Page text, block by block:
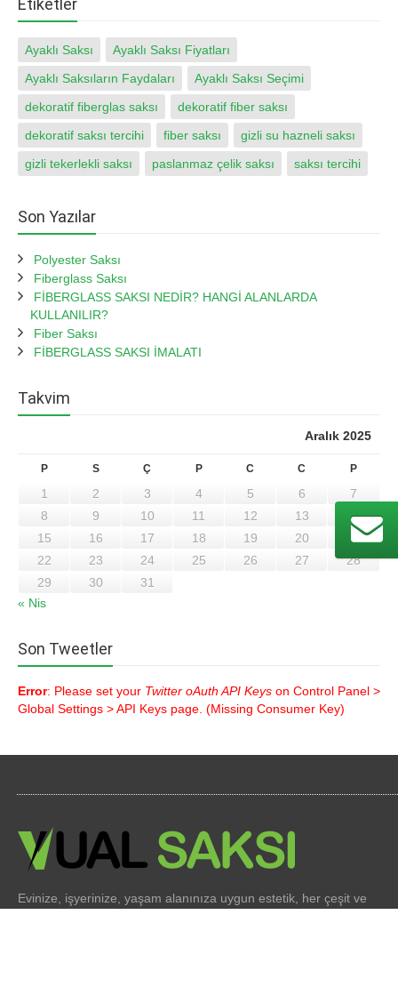
Etiketler
Ayaklı Saksı
Ayaklı Saksı Fiyatları
Ayaklı Saksıların Faydaları
Ayaklı Saksı Seçimi
dekoratif fiberglas saksı
dekoratif fiber saksı
dekoratif saksı tercihi
fiber saksı
gizli su hazneli saksı
gizli tekerlekli saksı
paslanmaz çelik saksı saksı tercihi
Son Yazılar
Polyester Saksı
Fiberglass Saksı
FİBERGLASS SAKSI NEDİR? HANGİ ALANLARDA
KULLANILIR?
Fiber Saksı
FİBERGLASS SAKSI İMALATI
Takvim
Aralık 2025
P S Ç P C C P
1 2 3 4 5 6
7
8
9 10 11 12 13
14
15
16 17 18 19 20
21
22
23 24 25 26 27
28
29
30
31
« Nis
Son Tweetler
Error: Please set your Twitter oAuth API Keys on Control Panel >
Global Settings > API Keys page. (Missing Consumer Key)
Evinize, işyerinize, yaşam alanınıza uygun estetik, her çeşit ve